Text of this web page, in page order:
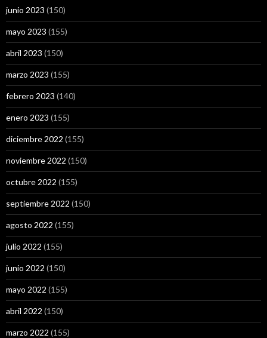
junio 2023 (150)
mayo 2023 (155)
abril 2023 (150)
marzo 2023 (155)
febrero 2023 (140)
enero 2023 (155)
diciembre 2022 (155)
noviembre 2022 (150)
octubre 2022 (155)
septiembre 2022 (150)
agosto 2022 (155)
julio 2022 (155)
junio 2022 (150)
mayo 2022 (155)
abril 2022 (150)
marzo 2022 (155)